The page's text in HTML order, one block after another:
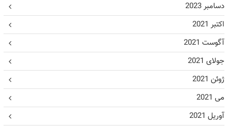
دسامبر 2023
اکتبر 2021
آگوست 2021
جولای 2021
ژوئن 2021
می 2021
آوریل 2021